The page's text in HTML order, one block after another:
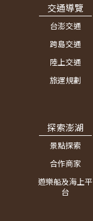
交通導覽
台澎交通
跨島交通
陸上交通
旅運規劃
探索澎湖
景點探索
合作商家
遊樂船及海上平
台